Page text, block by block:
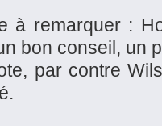
à remarquer :
bon conseil, un
par contre